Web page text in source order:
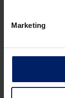
Marketing